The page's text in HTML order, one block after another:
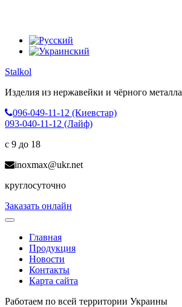
Stalkol
Изделия из нержавейки и чёрного металла
096-049-11-12 (Киевстар)
093-040-11-12 (Лайф)
с 9 до 18
inoxmax@ukr.net
круглосуточно
Заказать онлайн
Toggle
navigationГлавная
Продукция
Новости
Контакты
Карта сайта
Работаем по всей территории Украины